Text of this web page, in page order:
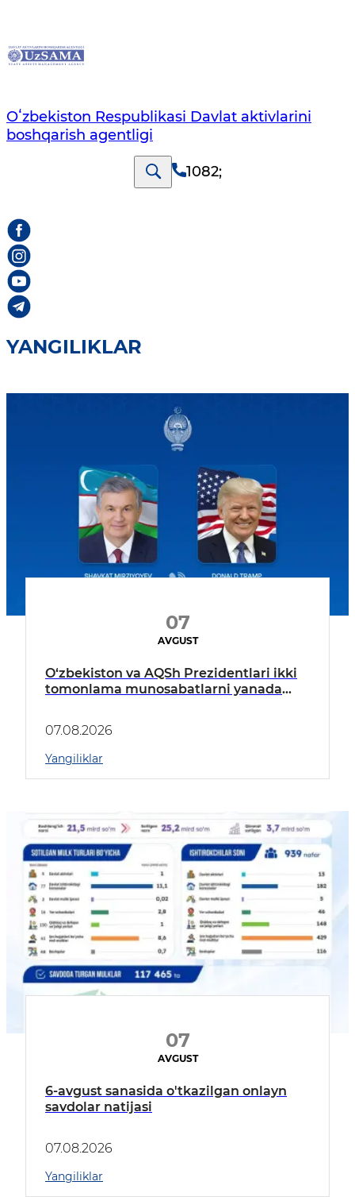
Oʻzbekiston Respublikasi Davlat aktivlarini
boshqarish agentligi
1082;
YANGILIKLAR
07
AVGUST
O‘zbekiston va AQSh Prezidentlari ikki
tomonlama munosabatlarni yanada
07.08.2026
Yangiliklar
07
AVGUST
6-avgust sanasida o'tkazilgan onlayn
savdolar natijasi
07.08.2026
Yangiliklar